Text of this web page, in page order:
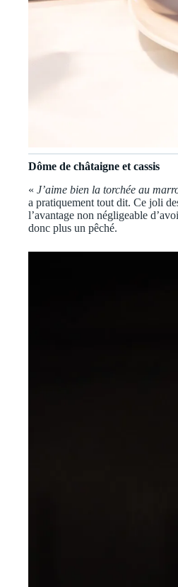
Dôme de châtaigne et cassis
« J’aime bien la torchée au
a pratiquement tout dit. Ce joli
l’avantage non négligeable
donc plus un pêché.